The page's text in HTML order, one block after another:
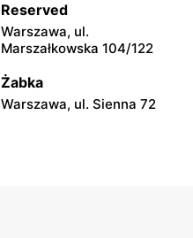
Zielona Góra, ul.
Sulechowska 45
Jelenia Góra al. Jana Pawła
II 43
Reserved
Warszawa, ul.
Marszałkowska 104/122
Żabka
Warszawa, ul. Sienna 72